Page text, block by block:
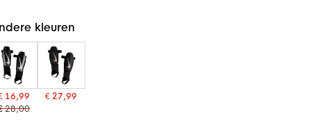
kleuren
16,99
28,00
€ 27,99